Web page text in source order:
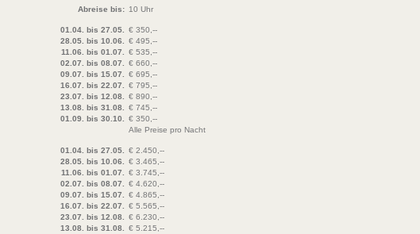
Abreise bis: 10 Uhr
01.04. bis 27.05.
€ 350,--
28.05. bis 10.06.
€ 495,--
11.06. bis 01.07.
€ 535,--
02.07. bis 08.07.
€ 660,--
09.07. bis 15.07.
€ 695,--
16.07. bis 22.07.
€ 795,--
23.07. bis 12.08.
€ 890,--
13.08. bis 31.08.
€ 745,--
01.09. bis 30.10.
€ 350,--
Alle Preise pro Nacht
01.04. bis 27.05.
€ 2.450,--
28.05. bis 10.06.
€ 3.465,--
11.06. bis 01.07.
€ 3.745,--
02.07. bis 08.07.
€ 4.620,--
09.07. bis 15.07.
€ 4.865,--
16.07. bis 22.07.
€ 5.565,--
23.07. bis 12.08.
€ 6.230,--
13.08. bis 31.08.
€ 5.215,--